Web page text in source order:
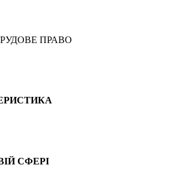
ПРАВО
СФЕРІ